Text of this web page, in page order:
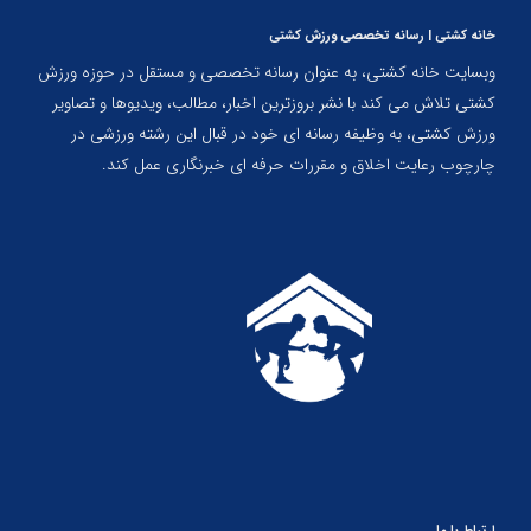
خانه کشتی | رسانه تخصصی ورزش کشتی
وبسایت خانه کشتی، به عنوان رسانه تخصصی و مستقل در حوزه ورزش
کشتی تلاش می کند با نشر بروزترین اخبار، مطالب، ویدیوها و تصاویر
ورزش کشتی، به وظیفه رسانه ای خود در قبال این رشته ورزشی در
چارچوب رعایت اخلاق و مقررات حرفه ای خبرنگاری عمل کند.